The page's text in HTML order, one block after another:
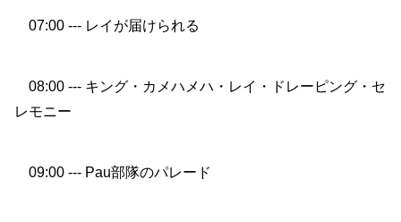
07:00 --- レイが届けられる
08:00 --- キング・カメハメハ・レイ・ドレーピング・セ
レモニー
09:00 --- Pau部隊のパレード